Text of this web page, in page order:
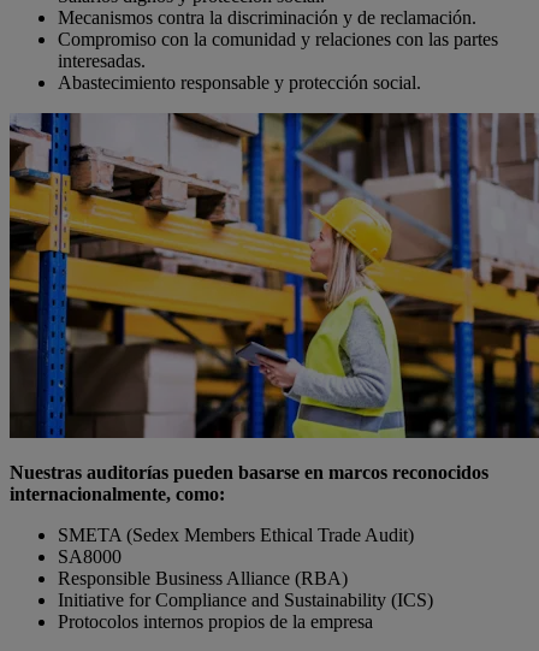
Mecanismos contra la discriminación y de reclamación.
Compromiso con la comunidad y relaciones con las partes
interesadas.
Abastecimiento responsable y protección social.
Nuestras auditorías pueden basarse en marcos reconocidos
internacionalmente, como:
SMETA (Sedex Members Ethical Trade Audit)
SA8000
Responsible Business Alliance (RBA)
Initiative for Compliance and Sustainability (ICS)
Protocolos internos propios de la empresa